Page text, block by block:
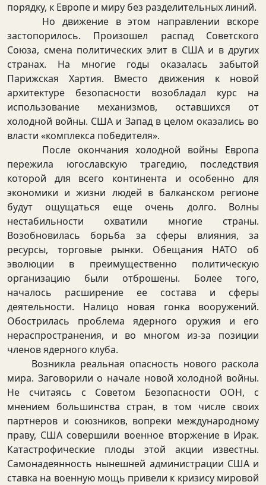
порядку, к Европе и миру без разделительных линий.
Но движение в этом направлении вскоре
застопорилось. Произошел распад Советского
Союза, смена политических элит в США и в других
странах. На многие годы оказалась забытой
Парижская Хартия. Вместо движения к новой
архитектуре безопасности возобладал курс на
использование механизмов, оставшихся от
холодной войны. США и Запад в целом оказались во
власти «комплекса победителя».
После окончания холодной войны Европа
пережила югославскую трагедию, последствия
которой для всего континента и особенно для
экономики и жизни людей в балканском регионе
будут ощущаться еще очень долго. Волны
нестабильности охватили многие страны.
Возобновилась борьба за сферы влияния, за
ресурсы, торговые рынки. Обещания НАТО об
эволюции в преимущественно политическую
организацию были отброшены. Более того,
началось расширение ее состава и сферы
деятельности. Налицо новая гонка вооружений.
Обострилась проблема ядерного оружия и его
нераспространения, и во многом из-за позиции
членов ядерного клуба.
Возникла реальная опасность нового раскола
мира. Заговорили о начале новой холодной войны.
Не считаясь с Советом Безопасности ООН, с
мнением большинства стран, в том числе своих
партнеров и союзников, вопреки международному
праву, США совершили военное вторжение в Ирак.
Катастрофические плоды этой акции известны.
Самонадеянность нынешней администрации США и
ставка на военную мощь привели к кризису мировой